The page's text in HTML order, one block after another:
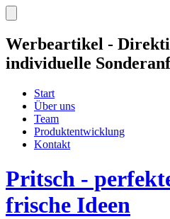
Werbeartikel -
individuelle
Start
Über uns
Team
Produktentwicklung
Kontakt
Pritsch -
frische Ideen